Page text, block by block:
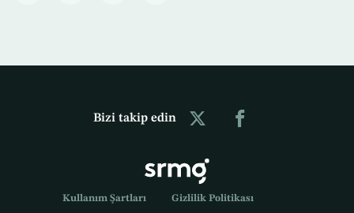
Bizi takip edin
Kullanım Şartları Gizlilik Politikası